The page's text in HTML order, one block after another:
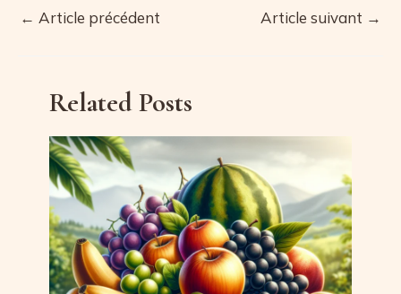
Navigation
← Article précédent Article suivant →
Related Posts